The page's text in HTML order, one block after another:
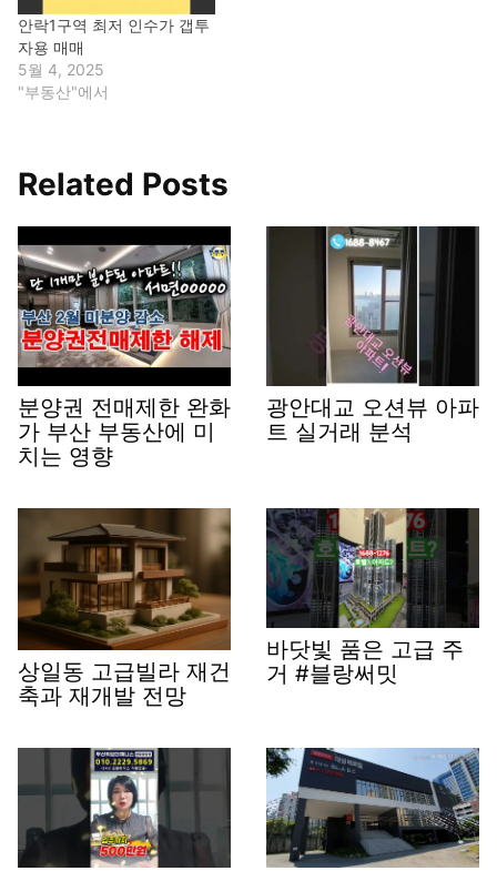
안락1구역 최저 인수가 갭투
자용 매매
5월 4, 2025
"부동산"에서
Related Posts
분양권 전매제한 완화
가 부산 부동산에 미
치는 영향
광안대교 오션뷰 아파
트 실거래 분석
상일동 고급빌라 재건
축과 재개발 전망
바닷빛 품은 고급 주
거 #블랑써밋